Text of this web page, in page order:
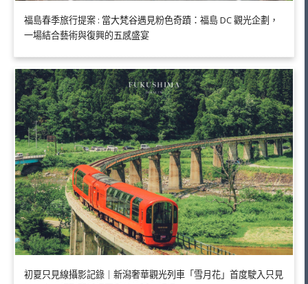
福島春季旅行提案 : 當大梵谷遇見粉色奇蹟：福島 DC 觀光企劃，
一場結合藝術與復興的五感盛宴
初夏只見線攝影記錄｜新潟奢華觀光列車「雪月花」首度駛入只見